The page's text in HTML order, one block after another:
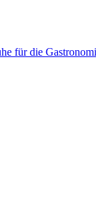
für die